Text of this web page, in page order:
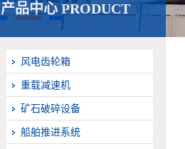
产品中心 PRODUCT
风电齿轮箱
重载减速机
矿石破碎设备
船舶推进系统